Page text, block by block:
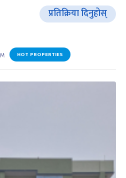
प्रतिक्रिया दिनुहोस्
HOT PROPERTIES